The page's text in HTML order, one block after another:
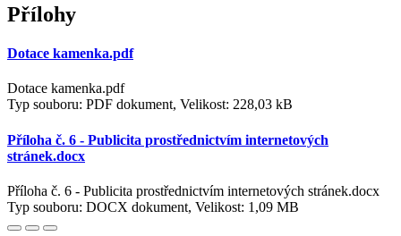
Přílohy
Dotace kamenka.pdf
Dotace kamenka.pdf
Typ souboru: PDF dokument, Velikost: 228,03 kB
Příloha č. 6 - Publicita prostřednictvím internetových
stránek.docx
Příloha č. 6 - Publicita prostřednictvím internetových stránek.docx
Typ souboru: DOCX dokument, Velikost: 1,09 MB